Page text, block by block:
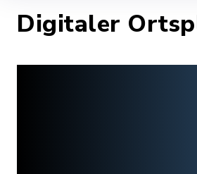
Digitaler